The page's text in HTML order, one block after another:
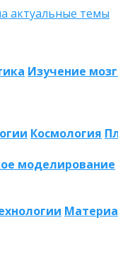
Изучение
Космология
моделирование